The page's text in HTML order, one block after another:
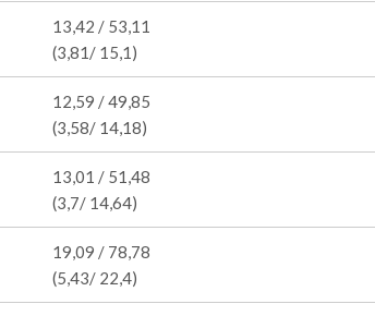
13,42 / 53,11
(3,81/ 15,1)
12,59 / 49,85
(3,58/ 14,18)
13,01 / 51,48
(3,7/ 14,64)
19,09 / 78,78
(5,43/ 22,4)